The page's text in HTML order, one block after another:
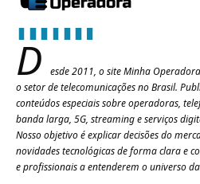
D
esde 2011, o site Minha
o setor de telecomunicações no Brasil.
conteúdos especiais sobre operadoras,
banda larga, 5G, streaming e serviços
Nosso objetivo é explicar decisões do
novidades tecnológicas de forma clara e
e profissionais a entenderem o universo